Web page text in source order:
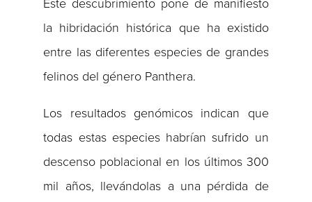
Este descubrimiento pone de manifiesto
la hibridación histórica que ha existido
entre las diferentes especies de grandes
felinos del género Panthera.
Los resultados genómicos indican que
todas estas especies habrían sufrido un
descenso poblacional en los últimos 300
mil años, llevándolas a una pérdida de